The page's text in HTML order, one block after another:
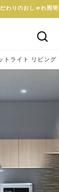
わりのおしゃれ照明
トライト リビング